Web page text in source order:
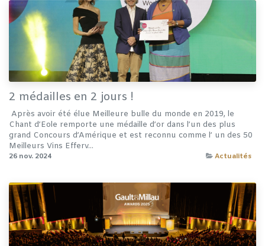
2 médailles en 2 jours !
​ Après avoir été élue Meilleure bulle du monde en 2019, le
Chant d’Eole remporte une médaille d’or dans l’un des plus
grand Concours d’Amérique et est reconnu comme l’ un des 50
Meilleurs Vins Efferv...
26 nov. 2024 Actualités